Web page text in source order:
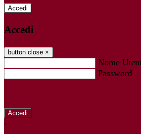
Accedi
Accedi
button close ×
Nome
Password
-